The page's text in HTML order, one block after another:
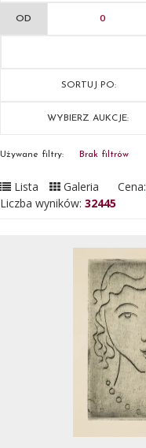
OD
SORTUJ PO:
WYBIERZ AUKCJE:
Używane filtry: Brak filtrów
Lista Galeria Cena:
Liczba wyników: 32445